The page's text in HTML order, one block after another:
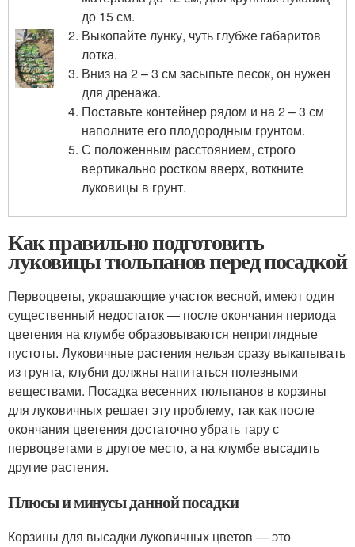
до 15 см.
Выкопайте лунку, чуть глубже габаритов
лотка.
Вниз на 2 – 3 см засыпьте песок, он нужен
для дренажа.
Поставьте контейнер рядом и на 2 – 3 см
наполните его плодородным грунтом.
С положенным расстоянием, строго
вертикально ростком вверх, воткните
луковицы в грунт.
Как правильно подготовить
луковицы тюльпанов перед посадкой
Первоцветы, украшающие участок весной, имеют один
существенный недостаток — после окончания периода
цветения на клумбе образовываются неприглядные
пустоты. Луковичные растения нельзя сразу выкапывать
из грунта, клубни должны напитаться полезными
веществами. Посадка весенних тюльпанов в корзины
для луковичных решает эту проблему, так как после
окончания цветения достаточно убрать тару с
первоцветами в другое место, а на клумбе высадить
другие растения.
Плюсы и минусы данной посадки
Корзины для высадки луковичных цветов — это